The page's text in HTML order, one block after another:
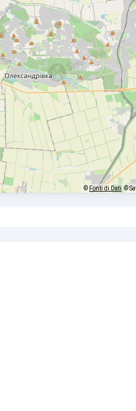
© Fonti di Dati ©